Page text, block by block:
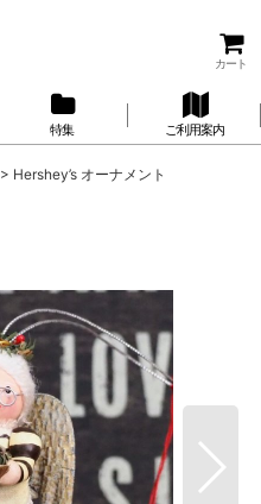
カート
特集 ご利用案内
> Hershey’s オーナメント